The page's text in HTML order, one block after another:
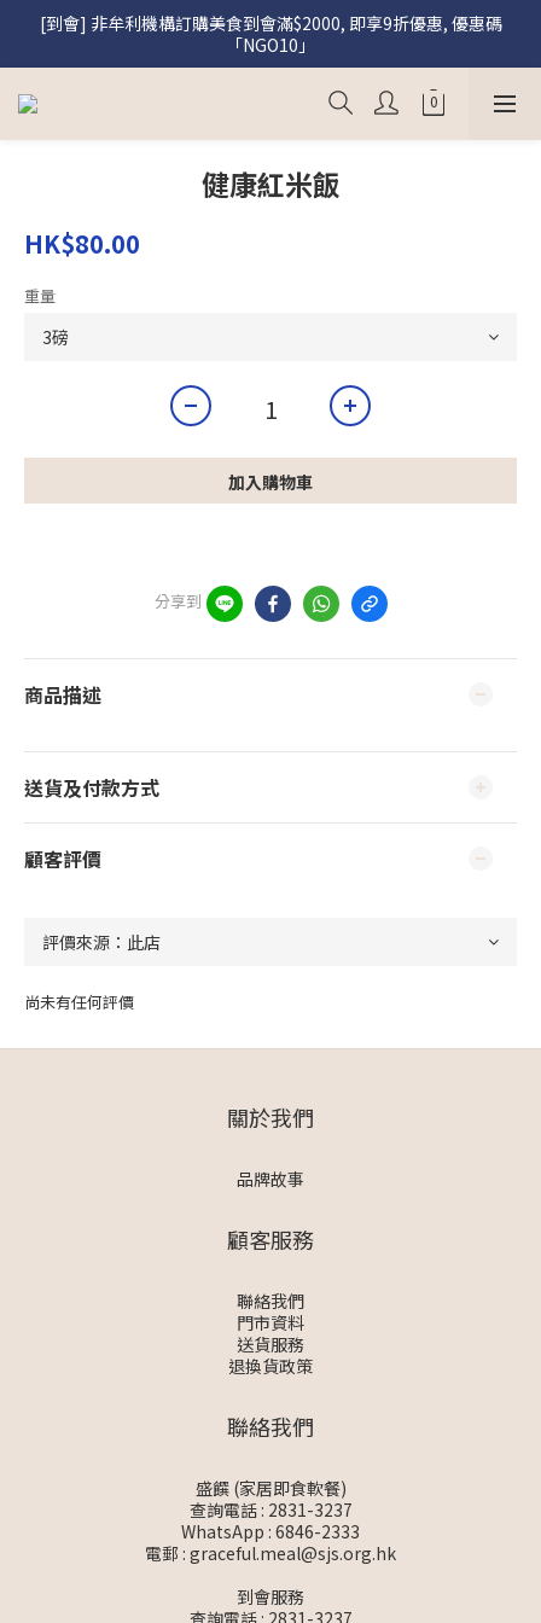
[盛饌] 註冊會員購買盛饌即享95折優惠
[到會] 非牟利機構訂購美食到會滿$2000, 即享9折優惠, 優惠碼
「NGO10」
[盛饌] 註冊會員購買盛饌即享95折優惠
健康紅米飯
HK$80.00
重量
加入購物車
分享到
商品描述
送貨及付款方式
顧客評價
尚未有任何評價
關於我們
品牌故事
顧客服務
聯絡我們
門市資料
送貨服務
退換貨政策
聯絡我們
盛饌 (家居即食軟餐)
查詢電話 : 2831-3237
WhatsApp : 6846-2333
電郵 : graceful.meal@sjs.org.hk
到會服務
查詢電話 : 2831-3237